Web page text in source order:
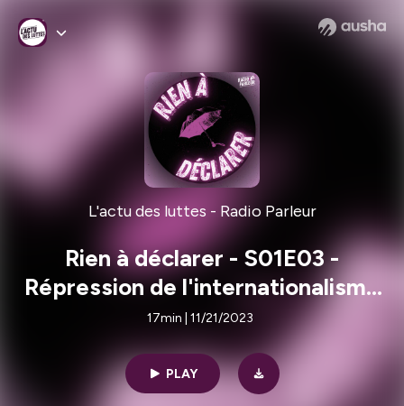
L'actu des luttes - Radio Parleur
Rien à déclarer - S01E03 -
Répression de l'internationalisme
au Rojava
17min | 11/21/2023
PLAY